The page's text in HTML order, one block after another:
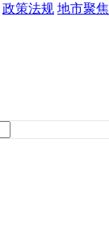
政策法规 地市聚焦